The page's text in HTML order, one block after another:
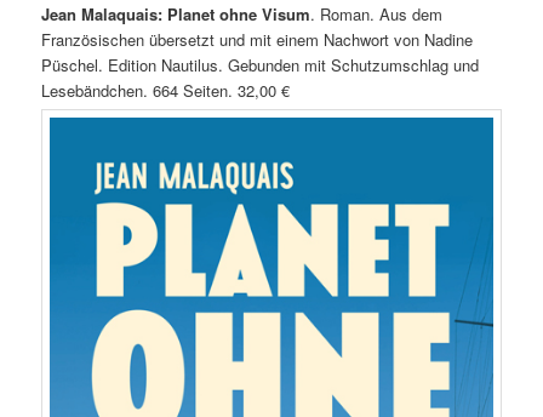
Jean Malaquais: Planet ohne Visum. Roman. Aus dem
Französischen übersetzt und mit einem Nachwort von Nadine
Püschel. Edition Nautilus. Gebunden mit Schutzumschlag und
Lesebändchen. 664 Seiten. 32,00 €